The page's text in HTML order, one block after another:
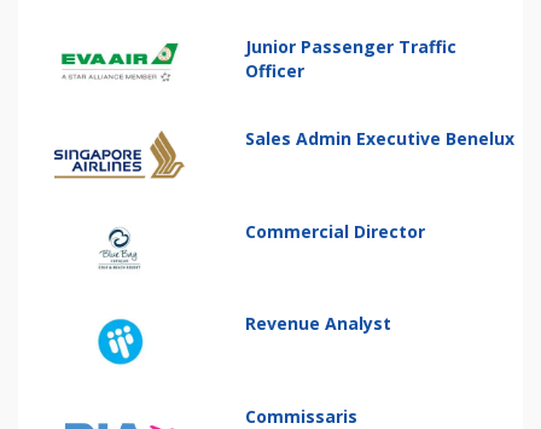
Junior Passenger Traffic
Officer
Sales Admin Executive Benelux
Commercial Director
Revenue Analyst
Commissaris